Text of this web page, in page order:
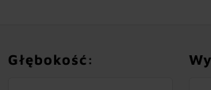
Głębokość: